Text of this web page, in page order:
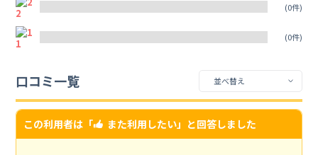
(0件)
1 (0件)
口コミ一覧
この利用者は「 また利用したい」と回答しました